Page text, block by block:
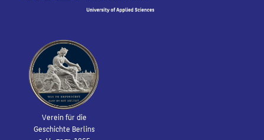
Verein für die
Geschichte Berlins